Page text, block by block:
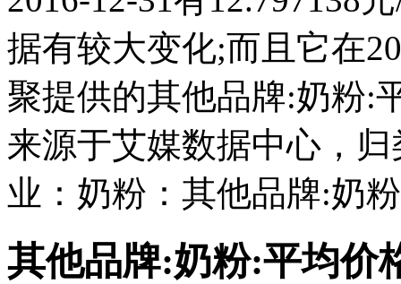
据有较大变化;而且它在
聚提供的其他品牌:奶粉:
来源于艾媒数据中心，
业：奶粉：其他品牌:奶
其他品牌:奶粉:平均价